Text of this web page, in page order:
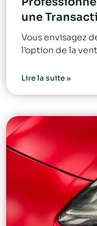
une
Vous envisagez
l’option de la
Lire la suite »